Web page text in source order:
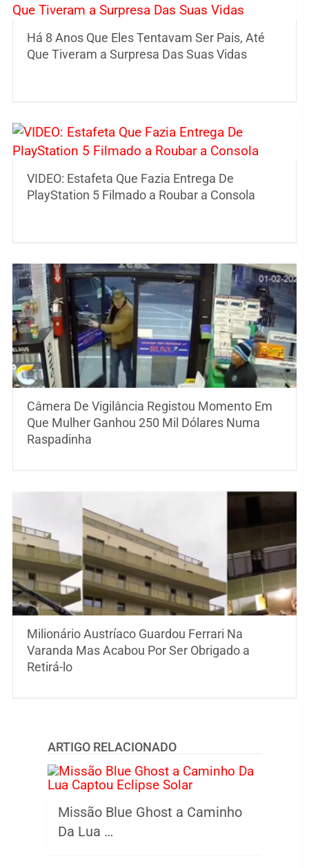
Há 8 Anos Que Eles Tentavam Ser Pais, Até
Que Tiveram a Surpresa Das Suas Vidas
VIDEO: Estafeta Que Fazia Entrega De
PlayStation 5 Filmado a Roubar a Consola
Câmera De Vigilância Registou Momento Em
Que Mulher Ganhou 250 Mil Dólares Numa
Raspadinha
Milionário Austríaco Guardou Ferrari Na
Varanda Mas Acabou Por Ser Obrigado a
Retirá-lo
ARTIGO RELACIONADO
Missão Blue Ghost a Caminho
Da Lua …